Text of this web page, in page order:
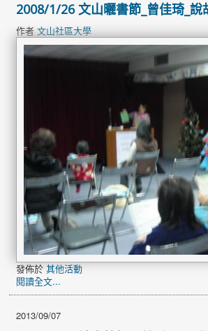
2008/1/26 文山曬書節_曾佳琦_說
作者文山社區大學
發佈於 其他活動
閱讀全文...
2013/09/07